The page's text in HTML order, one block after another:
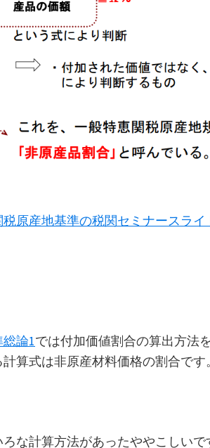
原産地基準の税関セミナースライ
論1では付加価値割合の算出方法
算式は非原産材料価格の割合です。
な計算方法があったややこしいで